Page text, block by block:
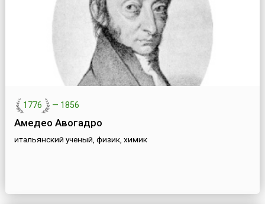
1776 — 1856
Амедео Авогадро
итальянский ученый, физик, химик